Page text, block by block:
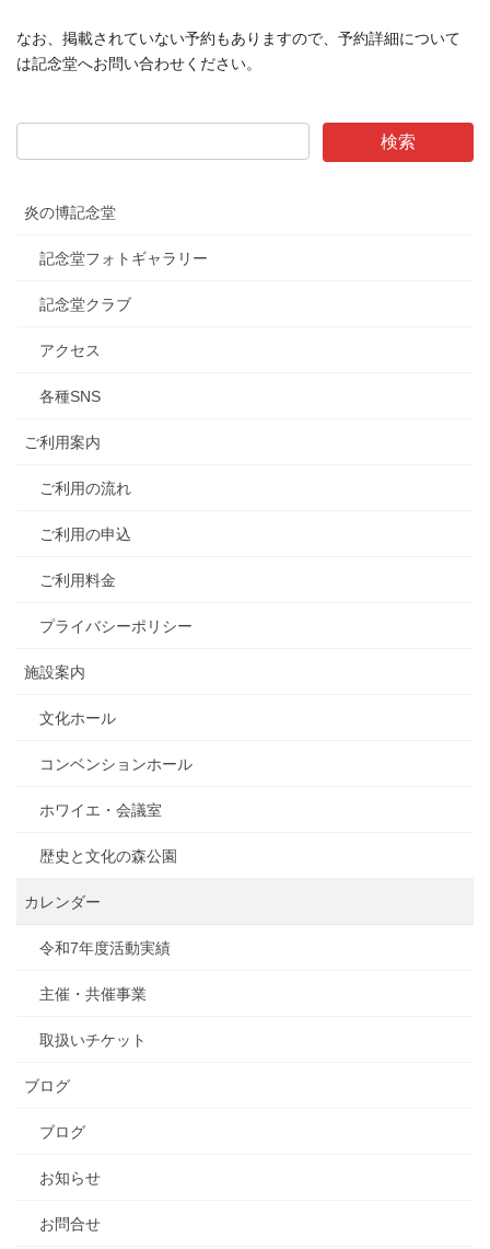
ィ
ン
なお、掲載されていない予約もありますので、予約詳細について
は記念堂へお問い合わせください。
炎の博記念堂
記念堂フォトギャラリー
記念堂クラブ
アクセス
各種SNS
ご利用案内
ご利用の流れ
ご利用の申込
ご利用料金
プライバシーポリシー
施設案内
文化ホール
コンベンションホール
ホワイエ・会議室
歴史と文化の森公園
カレンダー
令和7年度活動実績
主催・共催事業
取扱いチケット
ブログ
ブログ
お知らせ
お問合せ